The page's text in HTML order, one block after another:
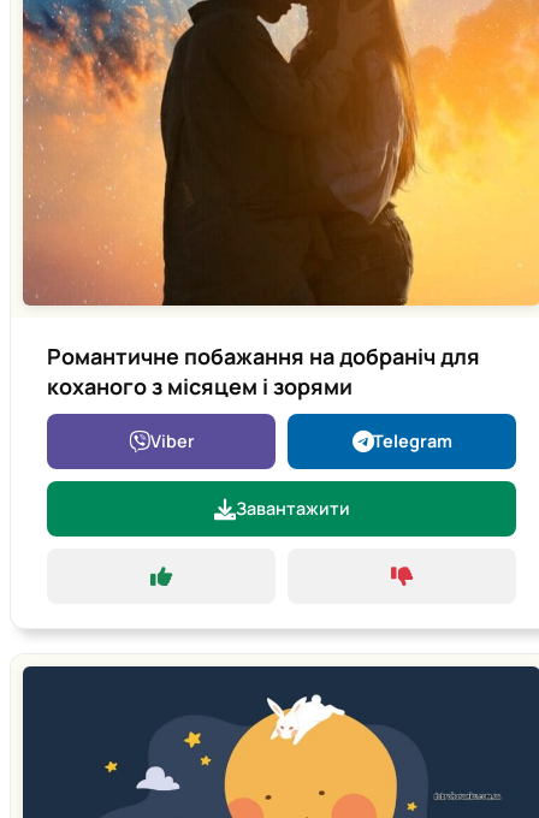
Романтичне побажання на добраніч для
коханого з місяцем і зорями
Viber Telegram
Завантажити